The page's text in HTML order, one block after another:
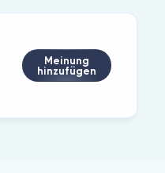
Meinung
hinzufügen